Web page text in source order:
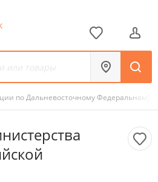
по Дальневосточному Федеральному